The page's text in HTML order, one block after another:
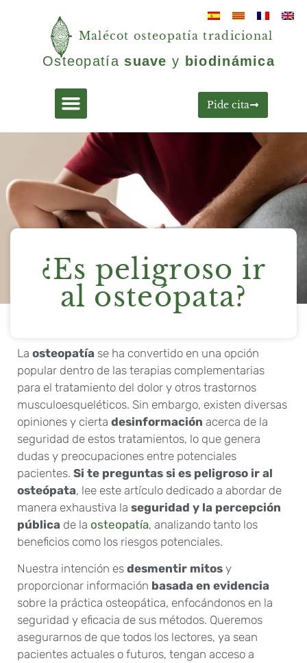
Malécot osteopatía tradicional
Osteopatía suavey biodinámica
Pide cita
¿Es peligroso ir
al osteópata?
La osteopatía se ha convertido en una opción
popular dentro de las terapias complementarias
para el tratamiento del dolor y otros trastornos
musculoesqueléticos. Sin embargo, existen diversas
opiniones y cierta desinformación acerca de la
seguridad de estos tratamientos, lo que genera
dudas y preocupaciones entre potenciales
pacientes. Si te preguntas si es peligroso ir al
osteópata, lee este artículo dedicado a abordar de
manera exhaustiva la seguridad y la percepción
pública de la osteopatía, analizando tanto los
beneficios como los riesgos potenciales.
Nuestra intención es desmentir mitos y
proporcionar información basada en evidencia
sobre la práctica osteopática, enfocándonos en la
seguridad y eficacia de sus métodos. Queremos
asegurarnos de que todos los lectores, ya sean
pacientes actuales o futuros, tengan acceso a